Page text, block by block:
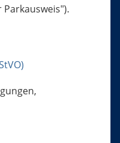
").